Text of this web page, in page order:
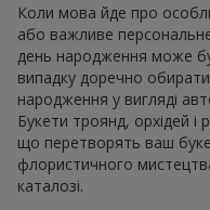
Коли мова йде про
або важливе
день народження може
випадку доречно
народження у вигляді
Букети троянд, орхідей і
що перетворять ваш
флористичного
каталозі.